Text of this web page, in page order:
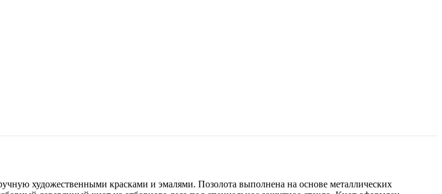
художественными красками и эмалями. Позолота выполнена на основе металлических